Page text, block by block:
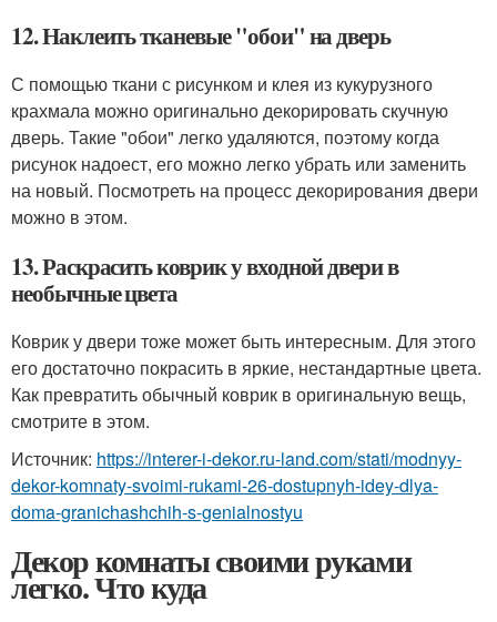
12. Наклеить тканевые "обои" на дверь
С помощью ткани с рисунком и клея из кукурузного
крахмала можно оригинально декорировать скучную
дверь. Такие "обои" легко удаляются, поэтому когда
рисунок надоест, его можно легко убрать или заменить
на новый. Посмотреть на процесс декорирования двери
можно в этом.
13. Раскрасить коврик у входной двери в
необычные цвета
Коврик у двери тоже может быть интересным. Для этого
его достаточно покрасить в яркие, нестандартные цвета.
Как превратить обычный коврик в оригинальную вещь,
смотрите в этом.
Источник: https://interer-i-dekor.ru-land.com/stati/modnyy-
dekor-komnaty-svoimi-rukami-26-dostupnyh-idey-dlya-
doma-granichashchih-s-genialnostyu
Декор комнаты своими руками
легко. Что куда